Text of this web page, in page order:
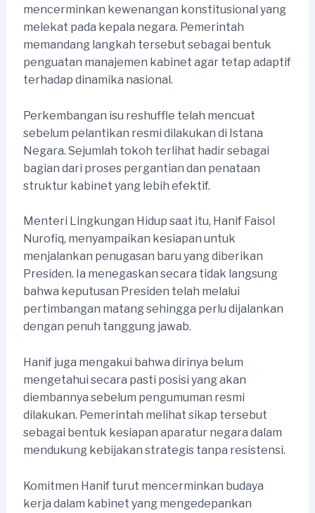
mencerminkan kewenangan konstitusional yang
melekat pada kepala negara. Pemerintah
memandang langkah tersebut sebagai bentuk
penguatan manajemen kabinet agar tetap adaptif
terhadap dinamika nasional.
Perkembangan isu reshuffle telah mencuat
sebelum pelantikan resmi dilakukan di Istana
Negara. Sejumlah tokoh terlihat hadir sebagai
bagian dari proses pergantian dan penataan
struktur kabinet yang lebih efektif.
Menteri Lingkungan Hidup saat itu, Hanif Faisol
Nurofiq, menyampaikan kesiapan untuk
menjalankan penugasan baru yang diberikan
Presiden. Ia menegaskan secara tidak langsung
bahwa keputusan Presiden telah melalui
pertimbangan matang sehingga perlu dijalankan
dengan penuh tanggung jawab.
Hanif juga mengakui bahwa dirinya belum
mengetahui secara pasti posisi yang akan
diembannya sebelum pengumuman resmi
dilakukan. Pemerintah melihat sikap tersebut
sebagai bentuk kesiapan aparatur negara dalam
mendukung kebijakan strategis tanpa resistensi.
Komitmen Hanif turut mencerminkan budaya
kerja dalam kabinet yang mengedepankan